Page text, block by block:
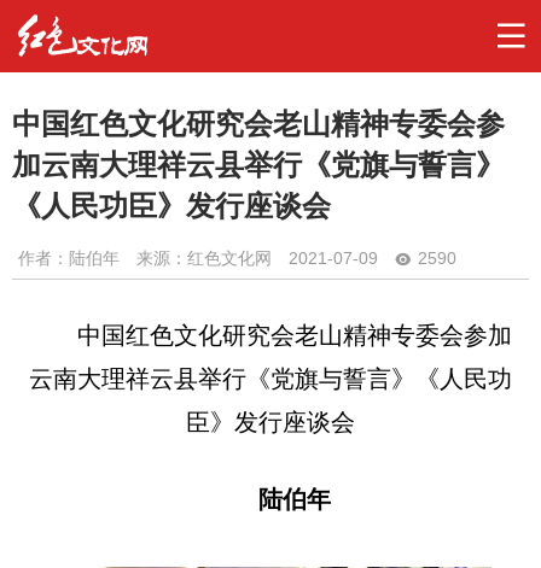
中国红色文化研究会老山精神专委会参
加云南大理祥云县举行《党旗与誓言》
《人民功臣》发行座谈会
作者： 陆伯年 来源：红色文化网 2021-07-09 2590
中国红色文化研究会老山精神专委会参加
云南大理祥云县举行《党旗与誓言》《人民功
臣》发行座谈会
陆伯年